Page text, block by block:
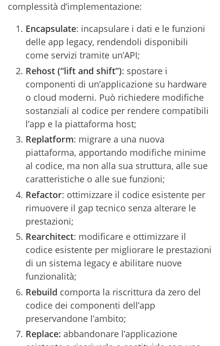
complessità d’implementazione:
Encapsulate: incapsulare i dati e le funzioni
delle app legacy, rendendoli disponibili
come servizi tramite un’API;
Rehost (“lift and shift”): spostare i
componenti di un’applicazione su hardware
o cloud moderni. Può richiedere modifiche
sostanziali al codice per rendere compatibili
l’app e la piattaforma host;
Replatform: migrare a una nuova
piattaforma, apportando modifiche minime
al codice, ma non alla sua struttura, alle sue
caratteristiche o alle sue funzioni;
Refactor: ottimizzare il codice esistente per
rimuovere il gap tecnico senza alterare le
prestazioni;
Rearchitect: modificare e ottimizzare il
codice esistente per migliorare le prestazioni
di un sistema legacy e abilitare nuove
funzionalità;
Rebuild comporta la riscrittura da zero del
codice dei componenti dell’app
preservandone l’ambito;
Replace: abbandonare l’applicazione